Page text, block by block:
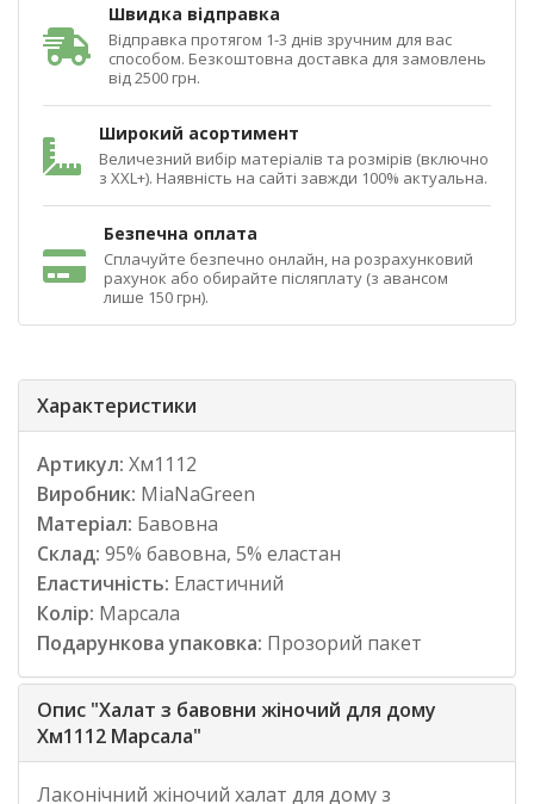
Швидка відправка
Відправка протягом 1-3 днів зручним для вас
способом. Безкоштовна доставка для замовлень
від 2500 грн.
Широкий асортимент
Величезний вибір матеріалів та розмірів (включно
з XXL+). Наявність на сайті завжди 100% актуальна.
Безпечна оплата
Сплачуйте безпечно онлайн, на розрахунковий
рахунок або обирайте післяплату (з авансом
лише 150 грн).
Характеристики
Артикул: Хм1112
Виробник: MiaNaGreen
Матеріал: Бавовна
Склад: 95% бавовна, 5% еластан
Еластичність: Еластичний
Колір: Марсала
Подарункова упаковка: Прозорий пакет
Опис "Халат з бавовни жіночий для дому
Хм1112 Марсала"
Лаконічний жіночий халат для дому з